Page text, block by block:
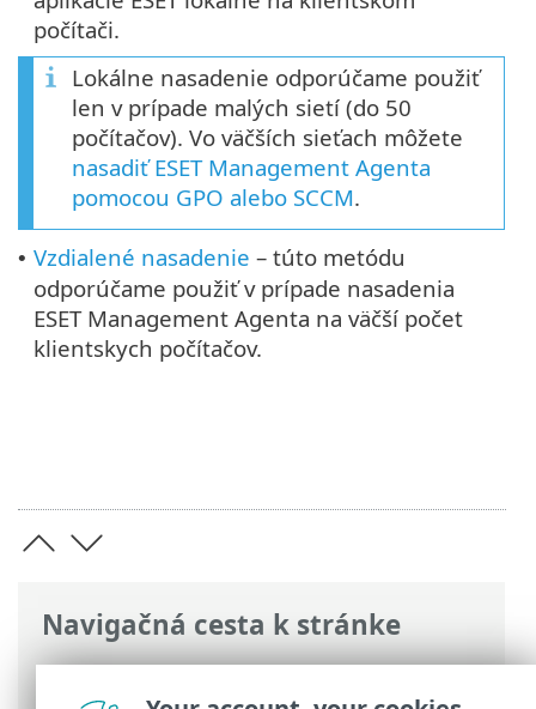
Navigačná cesta k stránke
ESET Online pomocník>ESET PROTECT>
počítači.
Lokálne nasadenie odporúčame použiť
len v prípade malých sietí (do 50
počítačov). Vo väčších sieťach môžete
nasadiť ESET Management Agenta
pomocou GPO alebo SCCM.
• Vzdialené nasadenie – túto metódu
odporúčame použiť v prípade nasadenia
ESET Management Agenta na väčší počet
klientskych počítačov.